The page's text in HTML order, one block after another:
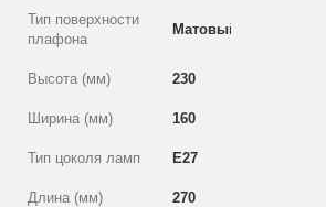
Тип поверхности
плафона
Матовый
Высота (мм) 230
Ширина (мм) 160
Тип цоколя ламп E27
Длина (мм) 270